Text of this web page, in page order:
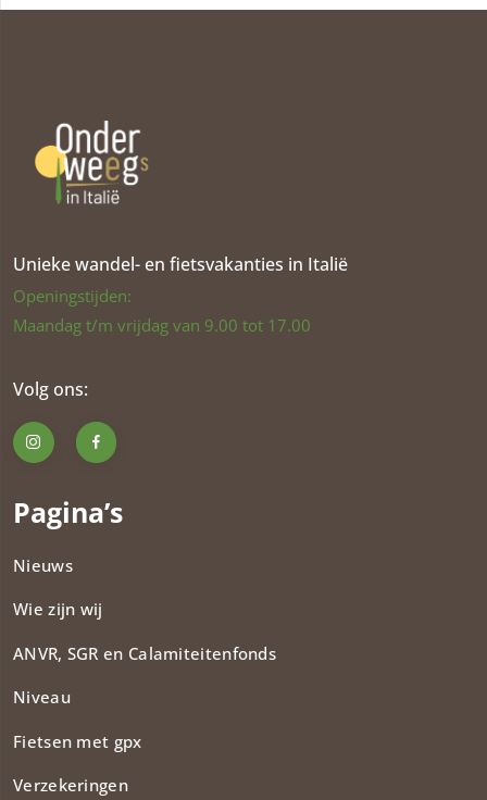
Unieke wandel- en fietsvakanties in Italië
Openingstijden:
Maandag t/m vrijdag van 9.00 tot 17.00
Volg ons:
Pagina’s
Nieuws
Wie zijn wij
ANVR, SGR en Calamiteitenfonds​
Niveau
Fietsen met gpx
Verzekeringen